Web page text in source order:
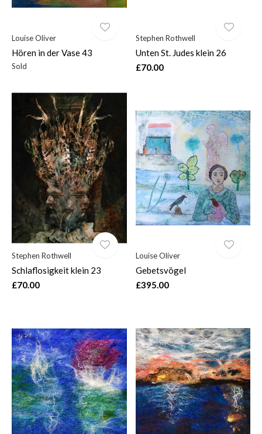
Louise Oliver
Hören in der Vase 43
Sold
Stephen Rothwell
Unten St. Judes klein 26
£70.00
Stephen Rothwell
Schlaflosigkeit klein 23
£70.00
Louise Oliver
Gebetsvögel
£395.00